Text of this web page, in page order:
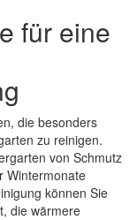
für eine
die besonders
zu reinigen.
von Schmutz
Wintermonate
können Sie
die wärmere